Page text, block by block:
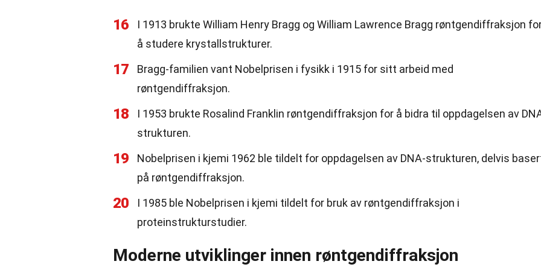
16
I 1913 brukte William Henry Bragg og William Lawrence Bragg røntgendiffraksjon
å studere krystallstrukturer.
17
Bragg-familien vant Nobelprisen i fysikk i 1915 for sitt arbeid med
røntgendiffraksjon.
18
I 1953 brukte Rosalind Franklin røntgendiffraksjon for å bidra til oppdagelsen av
strukturen.
19
Nobelprisen i kjemi 1962 ble tildelt for oppdagelsen av DNA-strukturen, delvis
på røntgendiffraksjon.
20
I 1985 ble Nobelprisen i kjemi tildelt for bruk av røntgendiffraksjon i
proteinstrukturstudier.
Moderne utviklinger innen røntgendiffraksjon